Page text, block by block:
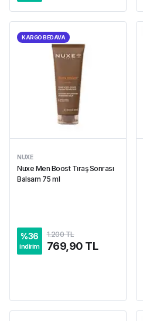
KARGO BEDAVA
NUXE
Nuxe Men Boost Tıraş Sonrası
Balsam 75 ml
%36
indirim
1.200 TL
769,90 TL